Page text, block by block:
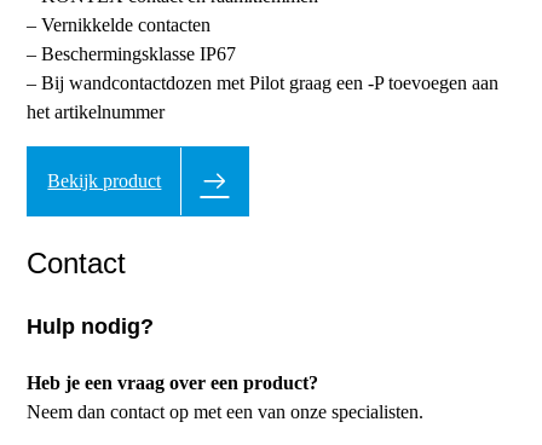
– Vernikkelde contacten
– Beschermingsklasse IP67
– Bij wandcontactdozen met Pilot graag een -P toevoegen aan
het artikelnummer
Bekijk product
Contact
Hulp nodig?
Heb je een vraag over een product?
Neem dan contact op met een van onze specialisten.